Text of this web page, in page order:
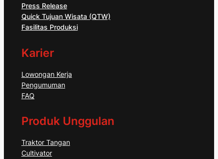
Press Release
Quick Tujuan Wisata (QTW)
Fasilitas Produksi
Karier
Lowongan Kerja
Pengumuman
FAQ
Produk Unggulan
Traktor Tangan
Cultivator